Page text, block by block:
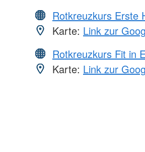
Rotkreuzkurs Erste
Karte: Link zur
Rotkreuzkurs Fit in
Karte: Link zur